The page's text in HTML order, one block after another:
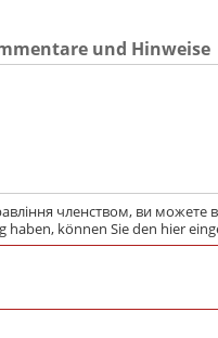
und Hinweise
членством, ви можете
können Sie den hier